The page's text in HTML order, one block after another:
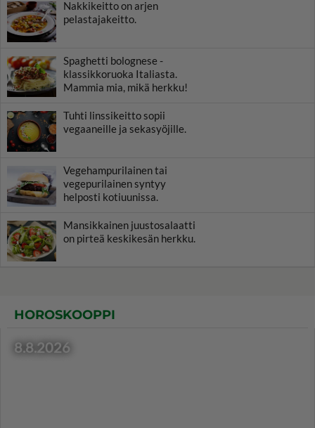
Nakkikeitto on arjen
pelastajakeitto.
Spaghetti bolognese -
klassikkoruoka Italiasta.
Mammia mia, mikä herkku!
Tuhti linssikeitto sopii
vegaaneille ja sekasyöjille.
Vegehampurilainen tai
vegepurilainen syntyy
helposti kotiuunissa.
Mansikkainen juustosalaatti
on pirteä keskikesän herkku.
HOROSKOOPPI
8.8.2026